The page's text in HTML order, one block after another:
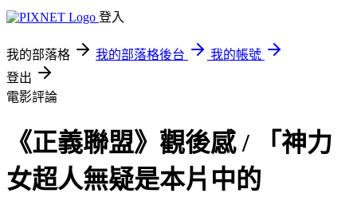
登入
我的部落格 我的部落格後台
我的帳號
登出
電影評論
《正義聯盟》觀後感 / 「神力
女超人無疑是本片中的